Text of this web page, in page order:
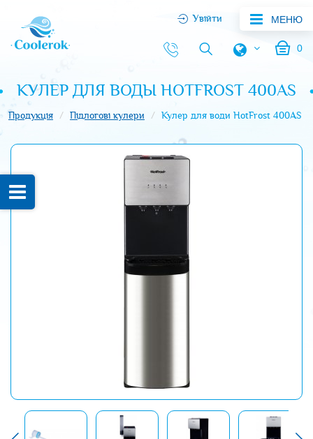
МЕНЮ
0
Увійти
КУЛЕР ДЛЯ ВОДЫ HOTFROST 400AS
Продукція Підлогові кулери Кулер для води HotFrost 400AS